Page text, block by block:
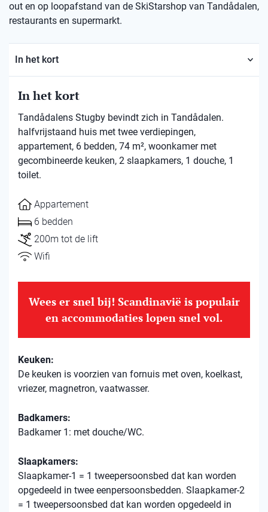
out en op loopafstand van de SkiStarshop van Tandådalen,
restaurants en supermarkt.
In het kort
In het kort
Tandådalens Stugby bevindt zich in Tandådalen.
halfvrijstaand huis met twee verdiepingen,
appartement, 6 bedden, 74 m², woonkamer met
gecombineerde keuken, 2 slaapkamers, 1 douche, 1
toilet.
Appartement
6 bedden
200m tot de lift
Wifi
Wees er snel bij! Scandinavië is populair
en accommodaties lopen snel vol.
Keuken:
De keuken is voorzien van fornuis met oven, koelkast,
vriezer, magnetron, vaatwasser.
Badkamers:
Badkamer 1: met douche/WC.
Slaapkamers:
Slaapkamer-1 = 1 tweepersoonsbed dat kan worden
opgedeeld in twee eenpersoonsbedden. Slaapkamer-2
= 1 tweepersoonsbed dat kan worden opgedeeld in